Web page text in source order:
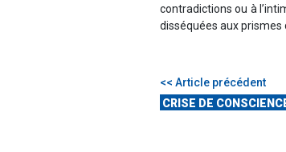
contradictions ou à
disséquées aux prismes
<< Article précédent
CRISE DE